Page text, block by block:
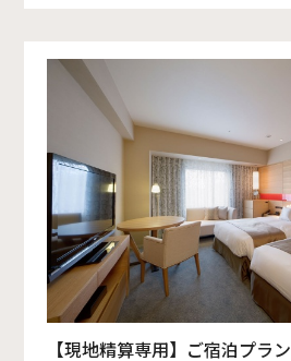
【現地精算専用】ご宿泊プラン